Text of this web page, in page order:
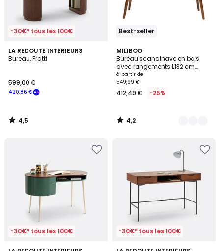
-30€* tous les 100€
LA REDOUTE INTERIEURS
Bureau, Fratti
420,86 €
599,00 €
4,5
/ 5
4,5
/
Best-seller
MILIBOO
Bureau scandinave en bois
avec rangements L132 cm
HALLEN
à partir de
549,99 €
412,49 € -25%
4,2
/ 5
2
Couleurs
4,2
/
-30€* tous les 100€ -30€* tous les 100€